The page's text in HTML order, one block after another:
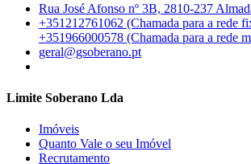
Rua José Afonso nº 3B, 2810-237
+351212761062 (Chamada para a rede
+351966000578 (Chamada para a rede
geral@gsoberano.pt
Limite Soberano Lda
Imóveis
Quanto Vale o seu Imóvel
Recrutamento